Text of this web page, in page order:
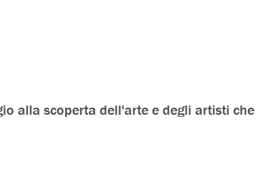
alla scoperta dell'arte e degli artisti che